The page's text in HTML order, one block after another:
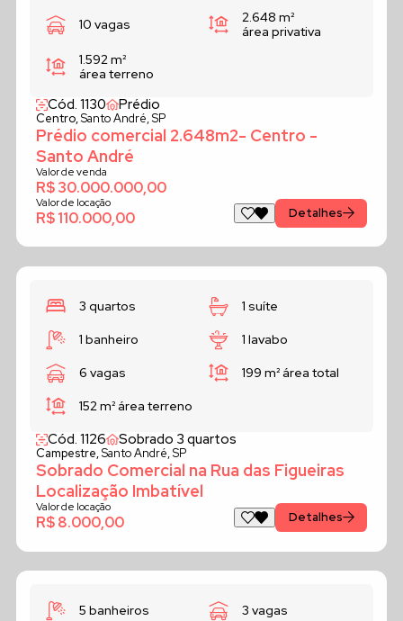
10 vagas
2.648 m²
área privativa
1.592 m²
área terreno
Cód. 1130 Prédio
Centro,Santo André, SP
Prédio comercial 2.648m2- Centro -
Santo André
Valor de venda
R$ 30.000.000,00
Valor de locação
R$ 110.000,00 Detalhes
3 quartos 1 suíte
1 banheiro 1 lavabo
6 vagas 199 m²área total
152 m²área terreno
Cód. 1126 Sobrado 3 quartos
Campestre,Santo André, SP
Sobrado Comercial na Rua das Figueiras
Localização Imbatível
Valor de locação
R$ 8.000,00 Detalhes
5 banheiros
3 vagas